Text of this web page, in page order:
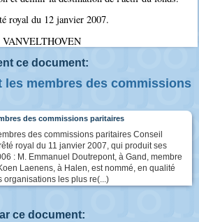
royal du 12 janvier 2007.
ce document:
les membres des commissions
des commissions paritaires
des commissions paritaires Conseil
royal du 11 janvier 2007, qui produit ses
: M. Emmanuel Doutrepont, à Gand, membre
Laenens, à Halen, est nommé, en qualité
organisations les plus re(...)
ce document: